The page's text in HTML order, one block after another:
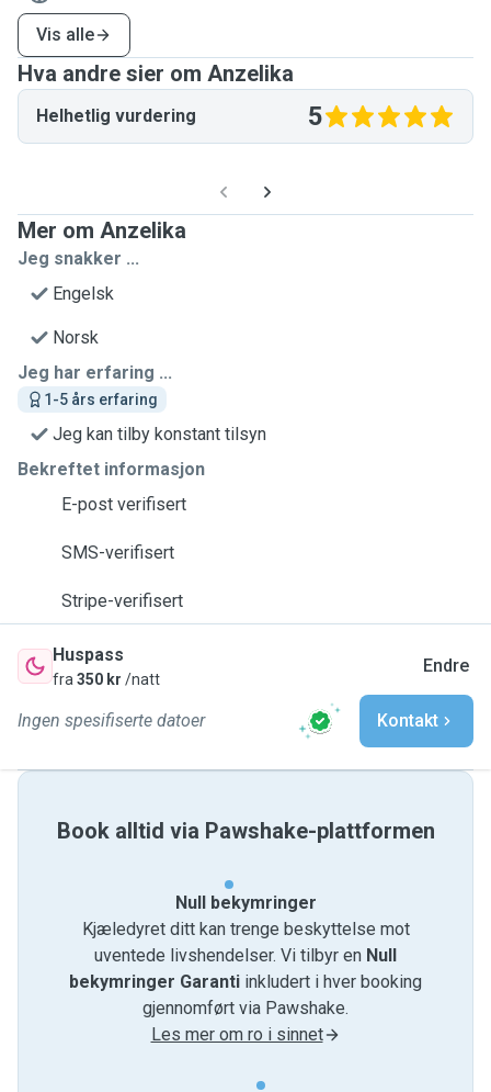
Vis alle
Hva andre sier om Anzelika
Helhetlig vurdering 5
Mer om Anzelika
Jeg snakker ...
Engelsk
Norsk
Jeg har erfaring ...
1-5 års erfaring
Jeg kan tilby konstant tilsyn
Bekreftet informasjon
E-post verifisert
SMS-verifisert
Stripe-verifisert
Huspass
fra 350 kr /natt
Endre
Ingen spesifiserte datoer Kontakt
Book alltid via Pawshake-plattformen
Null bekymringer
Kjæledyret ditt kan trenge beskyttelse mot
uventede livshendelser. Vi tilbyr en Null
bekymringer Garanti inkludert i hver booking
gjennomført via Pawshake.
Les mer om ro i sinnet